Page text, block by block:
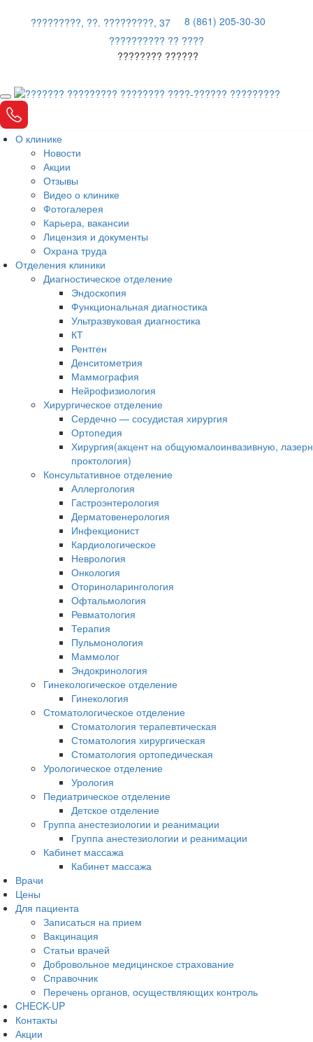
?????????, ??. ?????????, 37
8 (861) 205-30-30
?????????? ?? ????
???????? ??????
О клинике
Новости
Акции
Отзывы
Видео о клинике
Фотогалерея
Карьера, вакансии
Лицензия и документы
Охрана труда
Отделения клиники
Диагностическое отделение
Эндоскопия
Функциональная диагностика
Ультразвуковая диагностика
КТ
Рентген
Денситометрия
Маммография
Нейрофизиология
Хирургическое отделение
Сердечно — сосудистая хирургия
Ортопедия
Хирургия(акцент на общуюмалоинвазивную,
проктология)
Консультативное отделение
Аллергология
Гастроэнтерология
Дерматовенерология
Инфекционист
Кардиологическое
Неврология
Онкология
Оториноларингология
Офтальмология
Ревматология
Терапия
Пульмонология
Маммолог
Эндокринология
Гинекологическое отделение
Гинекология
Стоматологическое отделение
Стоматология терапевтическая
Стоматология хирургическая
Стоматология ортопедическая
Урологическое отделение
Урология
Педиатрическое отделение
Детское отделение
Группа анестезиологии и реанимации
Группа анестезиологии и реанимации
Кабинет массажа
Кабинет массажа
Врачи
Цены
Для пациента
Записаться на прием
Вакцинация
Статьи врачей
Добровольное медицинское страхование
Справочник
Перечень органов, осуществляющих контроль
CHECK-UP
Контакты
Акции